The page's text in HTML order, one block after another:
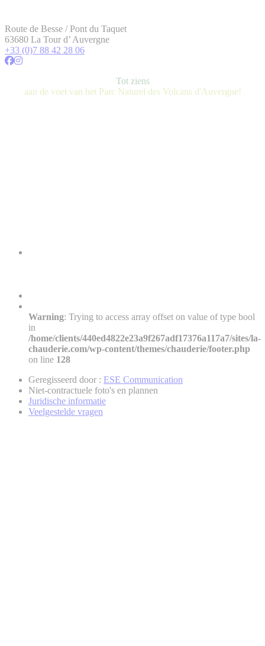
Route de Besse / Pont du Taquet
63680 La Tour d’ Auvergne
+33 (0)7 88 42 28 06
Tot ziens
aan de voet van het Parc Naturel des Volcans d'Auvergne!
Warning: Trying to access array offset on value of type bool
in
/home/clients/440ed4822e23a9f267adf17376a117a7/sites/la-
chauderie.com/wp-content/themes/chauderie/footer.php
on line 128
Geregisseerd door : ESE Communication
Niet-contractuele foto's en plannen
Juridische informatie
Veelgestelde vragen